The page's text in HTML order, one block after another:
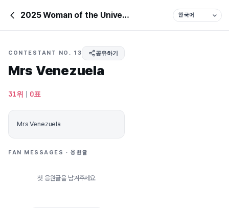
2025 Woman of the Universe
CONTESTANT NO. 13 공유하기
Mrs Venezuela
31위 | 0표
Mrs Venezuela
FAN MESSAGES · 응원글
첫 응원글을 남겨주세요